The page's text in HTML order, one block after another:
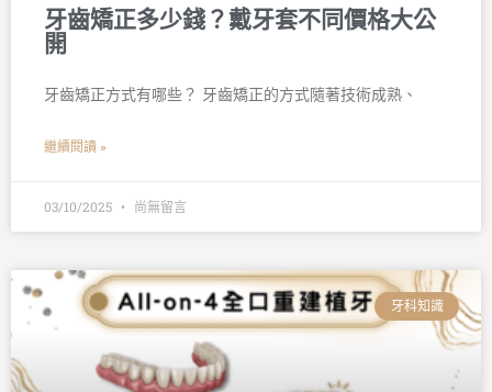
牙齒矯正多少錢？戴牙套不同價格大公
開
牙齒矯正方式有哪些？ 牙齒矯正的方式隨著技術成熟、
繼續閱讀 »
03/10/2025 尚無留言
牙科知識